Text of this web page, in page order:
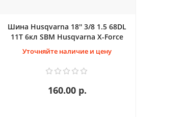
Шина Husqvarna 18'' 3/8 1.5 68DL
11T 6кл SBM Husqvarna X-Force
Уточняйте наличие и цену
160.00 р.